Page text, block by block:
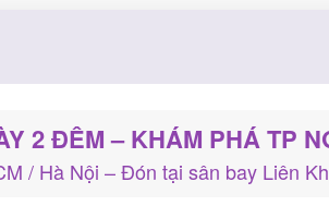
2 ĐÊM – KHÁM PHÁ TP
/ Hà Nội – Đón tại sân bay Liên